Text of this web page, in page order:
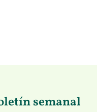
semanal